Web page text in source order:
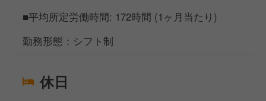
■平均所定労働時間: 172時間 (1ヶ月当たり)
勤務形態：シフト制
休日